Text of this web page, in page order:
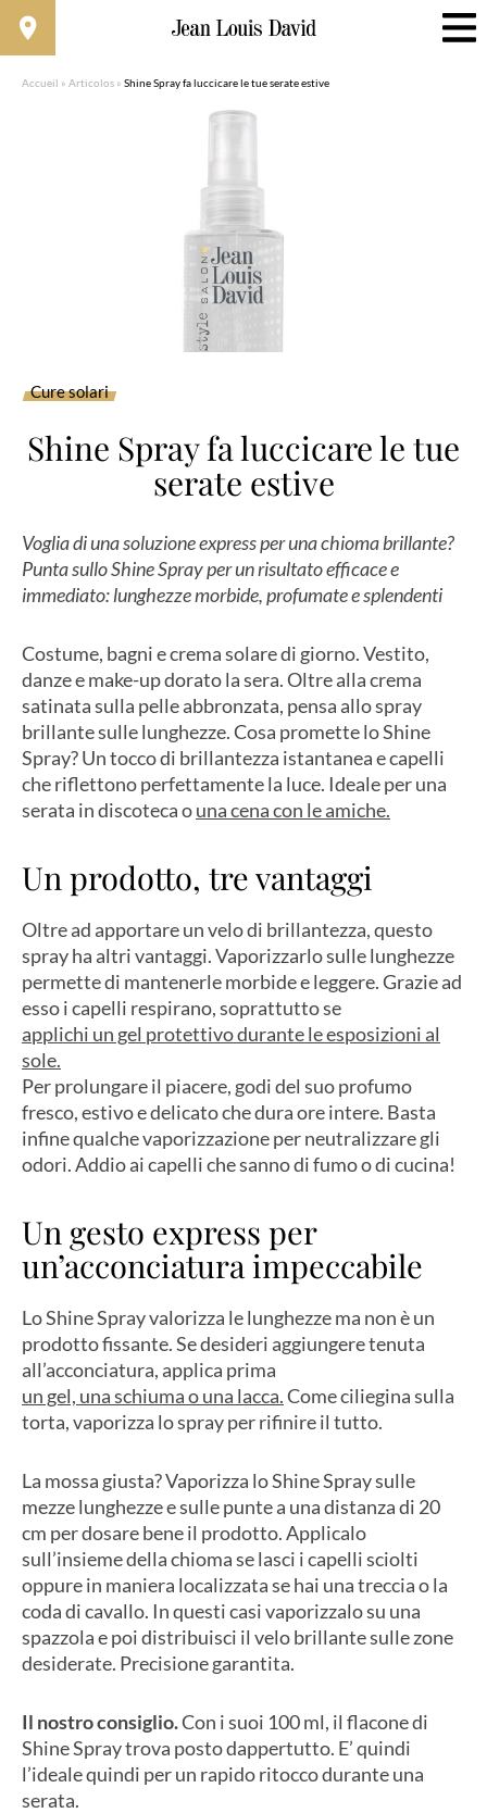
Accueil » Articolos » Shine Spray fa luccicare le tue serate estive
Cure solari
Shine Spray fa luccicare le tue
serate estive
Voglia di una soluzione express per una chioma brillante?
Punta sullo Shine Spray per un risultato efficace e
immediato: lunghezze morbide, profumate e splendenti
Costume, bagni e crema solare di giorno. Vestito,
danze e make-up dorato la sera. Oltre alla crema
satinata sulla pelle abbronzata, pensa allo spray
brillante sulle lunghezze. Cosa promette lo Shine
Spray? Un tocco di brillantezza istantanea e capelli
che riflettono perfettamente la luce. Ideale per una
serata in discoteca ouna cena con le amiche.
Un prodotto, tre vantaggi
Oltre ad apportare un velo di brillantezza, questo
spray ha altri vantaggi. Vaporizzarlo sulle lunghezze
permette di mantenerle morbide e leggere. Grazie ad
esso i capelli respirano, soprattutto se
applichi un gel protettivo durante le esposizioni al
sole.
Per prolungare il piacere, godi del suo profumo
fresco, estivo e delicato che dura ore intere. Basta
infine qualche vaporizzazione per neutralizzare gli
odori. Addio ai capelli che sanno di fumo o di cucina!
Un gesto express per
un’acconciatura impeccabile
Lo Shine Spray valorizza le lunghezze ma non è un
prodotto fissante. Se desideri aggiungere tenuta
all’acconciatura, applica prima
un gel, una schiuma o una lacca.Come ciliegina sulla
torta, vaporizza lo spray per rifinire il tutto.
La mossa giusta? Vaporizza lo Shine Spray sulle
mezze lunghezze e sulle punte a una distanza di 20
cm per dosare bene il prodotto. Applicalo
sull’insieme della chioma se lasci i capelli sciolti
oppure in maniera localizzata se hai una treccia o la
coda di cavallo. In questi casi vaporizzalo su una
spazzola e poi distribuisci il velo brillante sulle zone
desiderate. Precisione garantita.
Il nostro consiglio.Con i suoi 100 ml, il flacone di
Shine Spray trova posto dappertutto. E’ quindi
l’ideale quindi per un rapido ritocco durante una
serata.